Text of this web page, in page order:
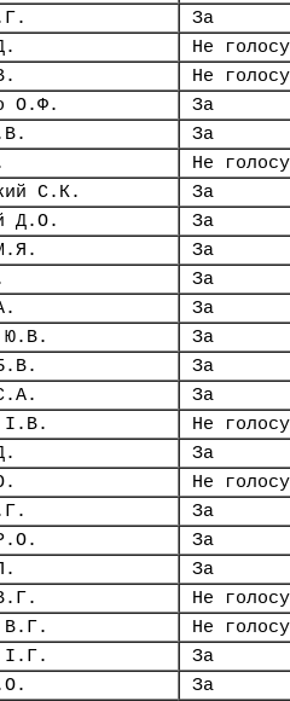
За
Не
Не
О.Ф.
За
За
Не
С.К.
За
Д.О.
За
За
За
За
Ю.В.
За
За
За
І.В.
Не
За
Не
За
За
За
Не
В.Г.
Не
І.Г.
За
За